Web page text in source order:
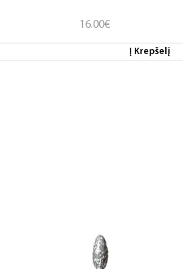
16.00€
Į Krepšelį